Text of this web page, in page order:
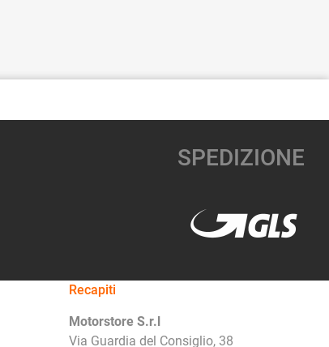
SPEDIZIONE
Recapiti
Motorstore S.r.l
Via Guardia del Consiglio, 38